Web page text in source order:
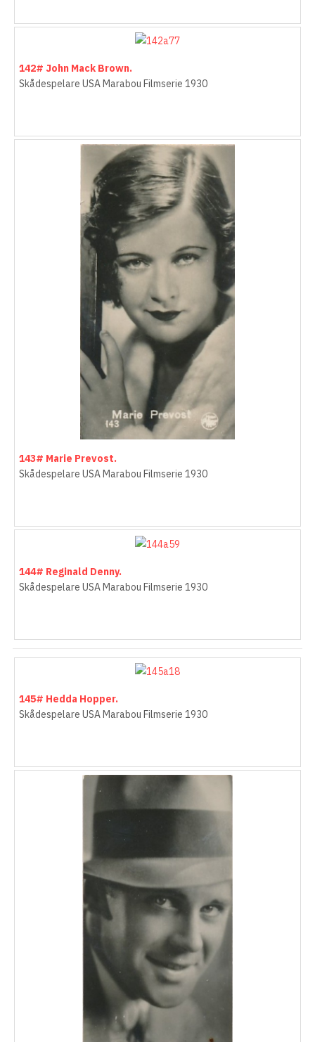
142# John Mack Brown.
Skådespelare USA Marabou Filmserie 1930
143# Marie Prevost.
Skådespelare USA Marabou Filmserie 1930
144# Reginald Denny.
Skådespelare USA Marabou Filmserie 1930
145# Hedda Hopper.
Skådespelare USA Marabou Filmserie 1930